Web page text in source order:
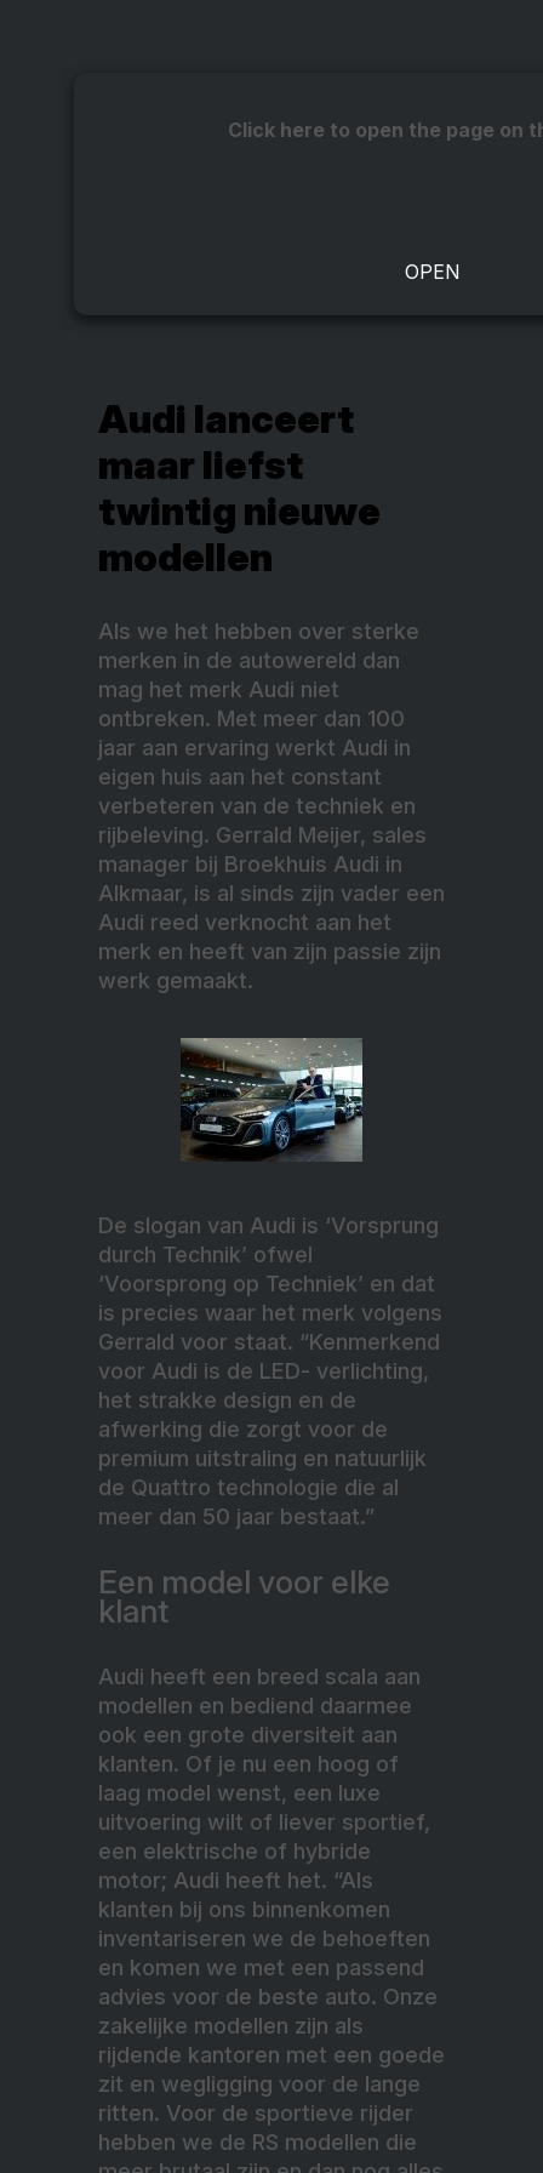
Click here to open the page on
Audi lanceert
maar liefst
twintig nieuwe
modellen
Als we het hebben over sterke
merken in de autowereld dan
mag het merk Audi niet
ontbreken. Met meer dan 100
jaar aan ervaring werkt Audi in
eigen huis aan het constant
verbeteren van de techniek en
rijbeleving. Gerrald Meijer, sales
manager bij Broekhuis Audi in
Alkmaar, is al sinds zijn vader een
Audi reed verknocht aan het
merk en heeft van zijn passie zijn
werk gemaakt.
De slogan van Audi is ‘Vorsprung
durch Technik’ ofwel
‘Voorsprong op Techniek’ en dat
is precies waar het merk volgens
Gerrald voor staat. “Kenmerkend
voor Audi is de LED- verlichting,
het strakke design en de
afwerking die zorgt voor de
premium uitstraling en natuurlijk
de Quattro technologie die al
meer dan 50 jaar bestaat.”
Een model voor elke
klant
Audi heeft een breed scala aan
modellen en bediend daarmee
ook een grote diversiteit aan
klanten. Of je nu een hoog of
laag model wenst, een luxe
uitvoering wilt of liever sportief,
een elektrische of hybride
motor; Audi heeft het. “Als
klanten bij ons binnenkomen
inventariseren we de behoeften
en komen we met een passend
advies voor de beste auto. Onze
zakelijke modellen zijn als
rijdende kantoren met een goede
zit en wegligging voor de lange
ritten. Voor de sportieve rijder
hebben we de RS modellen die